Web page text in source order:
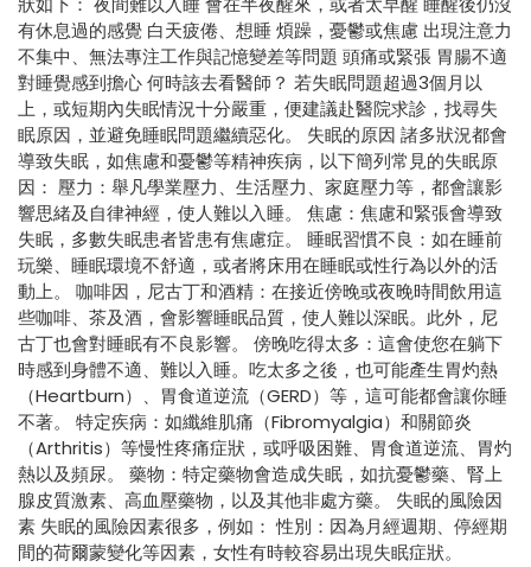
有休息過的感覺 白天疲倦、想睡 煩躁，憂鬱或焦慮 出現注意力
不集中、無法專注工作與記憶變差等問題 頭痛或緊張 胃腸不適
對睡覺感到擔心 何時該去看醫師？ 若失眠問題超過3個月以
上，或短期內失眠情況十分嚴重，便建議赴醫院求診，找尋失
眠原因，並避免睡眠問題繼續惡化。 失眠的原因 諸多狀況都會
導致失眠，如焦慮和憂鬱等精神疾病，以下簡列常見的失眠原
因： 壓力：舉凡學業壓力、生活壓力、家庭壓力等，都會讓影
響思緒及自律神經，使人難以入睡。 焦慮：焦慮和緊張會導致
失眠，多數失眠患者皆患有焦慮症。 睡眠習慣不良：如在睡前
玩樂、睡眠環境不舒適，或者將床用在睡眠或性行為以外的活
動上。 咖啡因，尼古丁和酒精：在接近傍晚或夜晚時間飲用這
些咖啡、茶及酒，會影響睡眠品質，使人難以深眠。此外，尼
古丁也會對睡眠有不良影響。 傍晚吃得太多：這會使您在躺下
時感到身體不適、難以入睡。吃太多之後，也可能產生胃灼熱
（Heartburn）、胃食道逆流（GERD）等，這可能都會讓你睡
不著。 特定疾病：如纖維肌痛（Fibromyalgia）和關節炎
（Arthritis）等慢性疼痛症狀，或呼吸困難、胃食道逆流、胃灼
熱以及頻尿。 藥物：特定藥物會造成失眠，如抗憂鬱藥、腎上
腺皮質激素、高血壓藥物，以及其他非處方藥。 失眠的風險因
素 失眠的風險因素很多，例如： 性別：因為月經週期、停經期
間的荷爾蒙變化等因素，女性有時較容易出現失眠症狀。